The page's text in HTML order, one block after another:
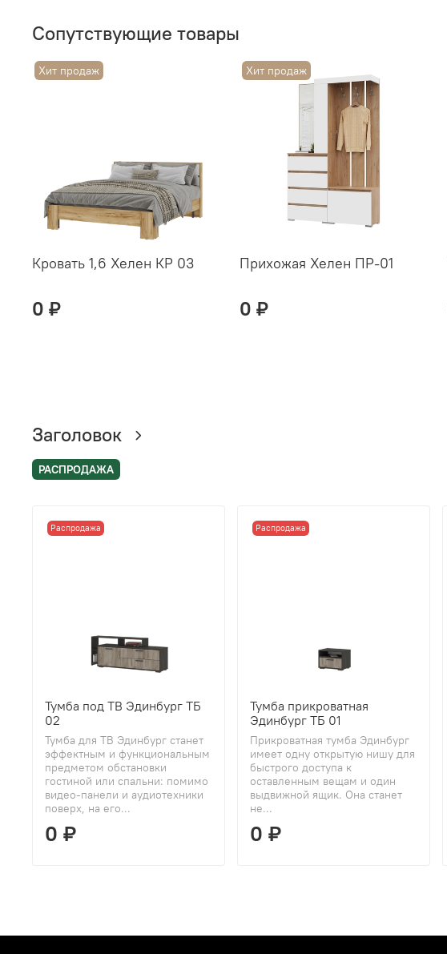
Сопутствующие товары
Хит продаж
Кровать 1,6 Хелен КР 03
0 ₽
Хит продаж
Прихожая Хелен ПР-01
0 ₽
Заголовок
РАСПРОДАЖА
Распродажа
Тумба под ТВ Эдинбург ТБ
02
Тумба для ТВ Эдинбург станет
эффектным и функциональным
предметом обстановки
гостиной или спальни: помимо
видео-панели и аудиотехники
поверх, на его...
0 ₽
Распродажа
Тумба прикроватная
Эдинбург ТБ 01
Прикроватная тумба Эдинбург
имеет одну открытую нишу для
быстрого доступа к
оставленным вещам и один
выдвижной ящик. Она станет
не...
0 ₽